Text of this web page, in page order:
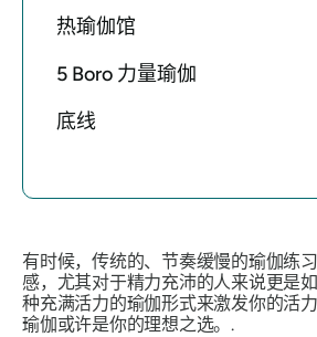
热瑜伽馆
5 Boro 力量瑜伽
底线
有时候，传统的、节奏缓慢的瑜伽练
感，尤其对于精力充沛的人来说更是
种充满活力的瑜伽形式来激发你的活
瑜伽或许是你的理想之选。.